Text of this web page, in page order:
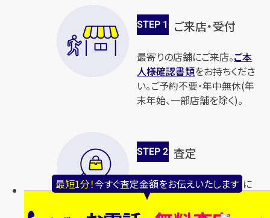
最短1分！今すぐ査定金額をお伝えいたします
輪）
Pt850×ダイヤモンドリング
店舗買取
Pt900×ダイヤモンドリング
D3.055ct MD1.32ct
STEP 1 ご来店・受付
最寄りの店舗にご来店。ご本
人様確認書類をお持ちくださ
い。ご予約不要・年中無休(年
末年始、一部店舗を除く)。
STEP2 査定
経験豊富な査定員が丁寧に
査定いたします。不安なこと
などございましたら、じっくり